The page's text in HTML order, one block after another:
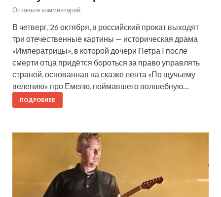
Оставьте комментарий
В четверг, 26 октября, в российский прокат выходят
три отечественные картины — историческая драма
«Императрицы», в которой дочери Петра I после
смерти отца придётся бороться за право управлять
страной, основанная на сказке лента «По щучьему
велению» про Емелю, поймавшего волшебную…
ПОДРОБНЕЕ